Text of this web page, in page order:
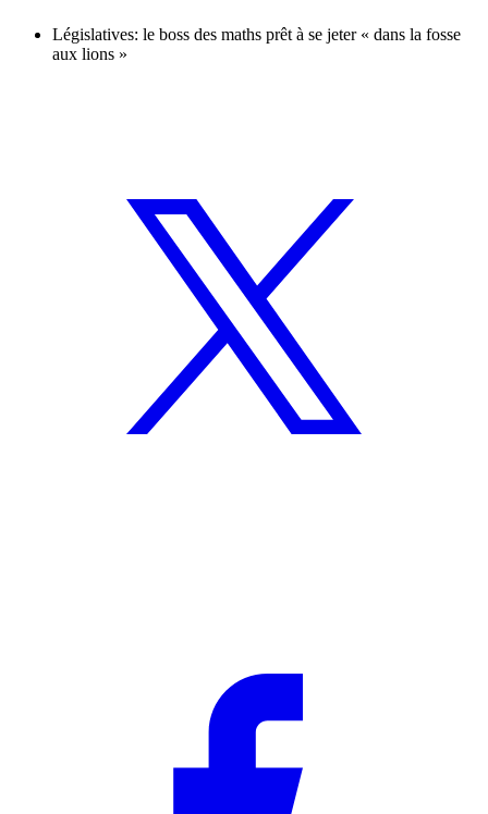
Législatives: le boss des maths prêt à se jeter « dans la fosse
aux lions »